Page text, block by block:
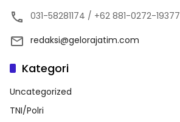
031-58281174 / +62 881-0272-19377
redaksi@gelorajatim.com
Kategori
Uncategorized
TNI/Polri